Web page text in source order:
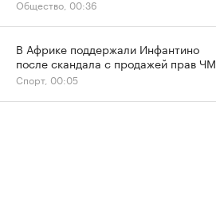
Общество, 00:36
В Африке поддержали Инфантино
после скандала с продажей прав ЧМ
Спорт, 00:05